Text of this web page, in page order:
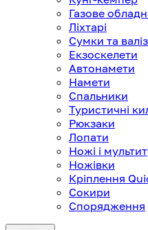
Газове
Ліхтарі
Сумки та
Екзоскелети
Автонамети
Намети
Спальники
Туристичні
Рюкзаки
Лопати
Ножі і
Ножівки
Кріплення
Сокири
Спорядження